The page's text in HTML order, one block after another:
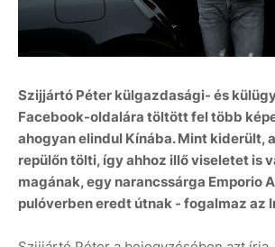
Szijjártó Péter külgazdasági- és
Facebook-oldalára töltött fel több
ahogyan elindul Kínába. Mint kiderült,
repülőn tölti, így ahhoz illő viseletet is
magának, egy narancssárga Emporio
pulóverben eredt útnak - fogalmaz az